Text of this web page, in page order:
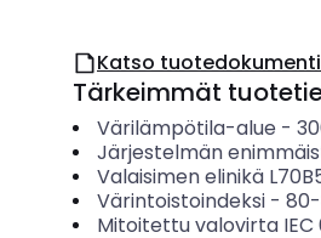
Katso
Tärkeimmät
Värilämpötila-alue -
Järjestelmän
Valaisimen elinikä
Värintoistoindeksi-
Mitoitettu valovirta IEC